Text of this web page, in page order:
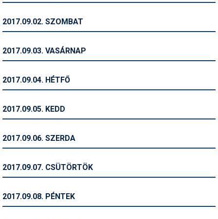
Ingatlan
Kerékpár
Magazinok
2017.09.02. SZOMBAT
2017.09.03. VASÁRNAP
2017.09.04. HÉTFŐ
2017.09.05. KEDD
2017.09.06. SZERDA
2017.09.07. CSÜTÖRTÖK
2017.09.08. PÉNTEK